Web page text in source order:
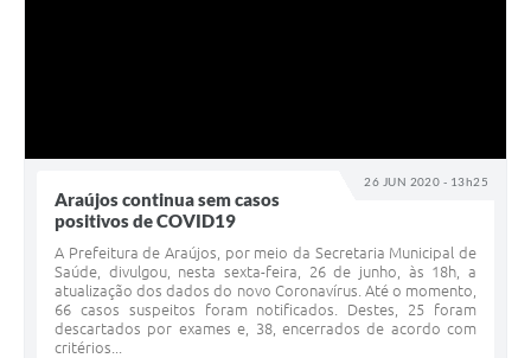
26 JUN 2020 - 13h25
Araújos continua sem casos
positivos de COVID19
A Prefeitura de Araújos, por meio da Secretaria Municipal de
Saúde, divulgou, nesta sexta-feira, 26 de junho, às 18h, a
atualização dos dados do novo Coronavírus. Até o momento,
66 casos suspeitos foram notificados. Destes, 25 foram
descartados por exames e, 38, encerrados de acordo com
critérios...